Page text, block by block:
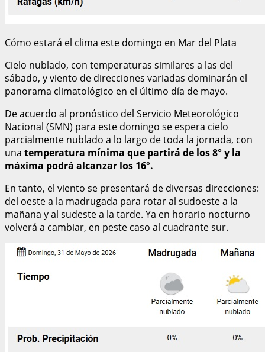
Cómo estará el clima este domingo en Mar del Plata
Cielo nublado, con temperaturas similares a las del
sábado, y viento de direcciones variadas dominarán el
panorama climatológico en el último día de mayo.
De acuerdo al pronóstico del Servicio Meteorológico
Nacional (SMN) para este domingo se espera cielo
parcialmente nublado a lo largo de toda la jornada, con
una temperatura mínima que partirá de los 8° y la
máxima podrá alcanzar los 16°.
En tanto, el viento se presentará de diversas direcciones:
del oeste a la madrugada para rotar al sudoeste a la
mañana y al sudeste a la tarde. Ya en horario nocturno
volverá a cambiar, en peste caso al cuadrante sur.